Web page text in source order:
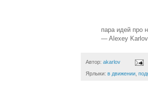
пара идей про
— Alexey
Автор: akarlov
Ярлыки: в движении